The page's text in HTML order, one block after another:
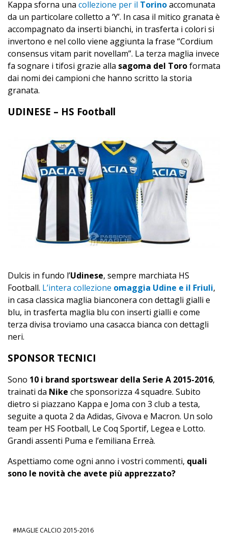
Kappa sforna una collezione per il Torinoaccomunata
da un particolare colletto a ‘Y’. In casa il mitico granata è
accompagnato da inserti bianchi, in trasferta i colori si
invertono e nel collo viene aggiunta la frase “Cordium
consensus vitam parit novellam”. La terza maglia invece
fa sognare i tifosi grazie alla sagoma del Toroformata
dai nomi dei campioni che hanno scritto la storia
granata.
UDINESE – HS Football
Dulcis in fundo l’Udinese, sempre marchiata HS
Football. L’intera collezione omaggia Udine e il Friuli,
in casa classica maglia bianconera con dettagli gialli e
blu, in trasferta maglia blu con inserti gialli e come
terza divisa troviamo una casacca bianca con dettagli
neri.
SPONSOR TECNICI
Sono 10 i brand sportswear della Serie A 2015-2016,
trainati da Nike che sponsorizza 4 squadre. Subito
dietro si piazzano Kappa e Joma con 3 club a testa,
seguite a quota 2 da Adidas, Givova e Macron. Un solo
team per HS Football, Le Coq Sportif, Legea e Lotto.
Grandi assenti Puma e l’emiliana Erreà.
Aspettiamo come ogni anno i vostri commenti, quali
sono le novità che avete più apprezzato?
MAGLIE CALCIO 2015-2016